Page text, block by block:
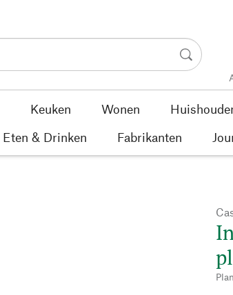
Keuken Wonen
Eten & Drinken Fabrikanten